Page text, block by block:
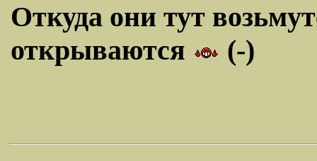
Откуда они тут
открываются
(-)